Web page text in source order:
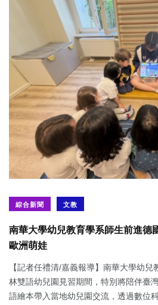
綜合新聞 文教
南華大學幼兒教育學系師生前進德
歐洲萌娃
【記者任禮清/嘉義報導】南華大學幼
林雙語幼兒園見習期間，特別將陪伴臺
語繪本帶入當地幼兒園交流，透過數位